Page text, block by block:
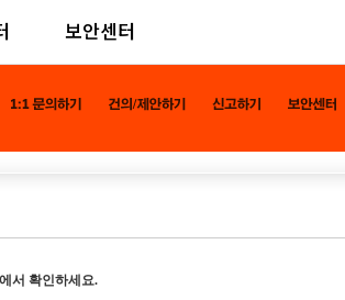
보안센터
서 확인하세요.